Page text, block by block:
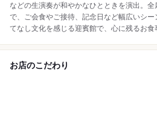
などの生演奏が和やかなひとときを演出。
で、ご会食やご接待、記念日など幅広いシ
てなし文化を感じる迎賓館で、心に残るお食
お店のこだわり